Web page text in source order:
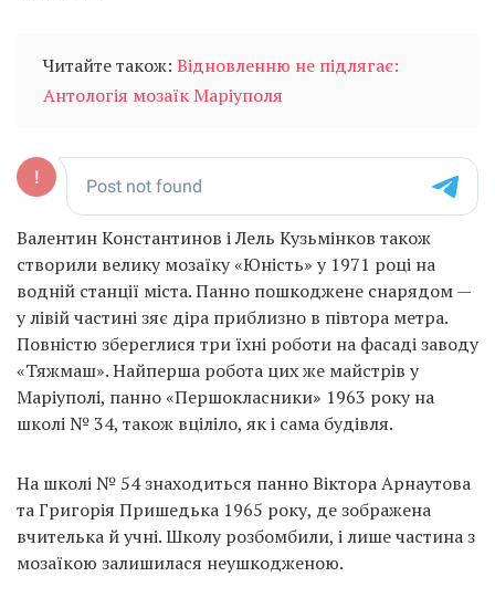
Читайте також: Відновленню не підлягає:
Антологія мозаїк Маріуполя
Валентин Константинов і Лель Кузьмінков також
створили велику мозаїку «Юність» у 1971 році на
водній станції міста. Панно пошкоджене снарядом —
у лівій частині зяє діра приблизно в півтора метра.
Повністю збереглися три їхні роботи на фасаді заводу
«Тяжмаш». Найперша робота цих же майстрів у
Маріуполі, панно «Першокласники» 1963 року на
школі № 34, також вціліло, як і сама будівля.
На школі № 54 знаходиться панно Віктора Арнаутова
та Григорія Пришедька 1965 року, де зображена
вчителька й учні. Школу розбомбили, і лише частина з
мозаїкою залишилася неушкодженою.